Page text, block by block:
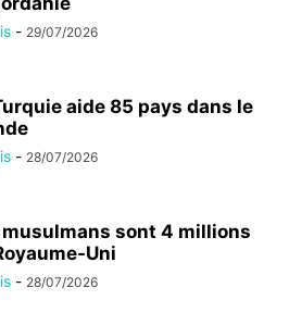
- 29/07/2026
aide 85 pays dans le
- 28/07/2026
musulmans sont 4 millions
Uni
- 28/07/2026